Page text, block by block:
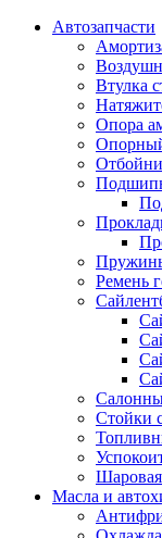
Автозапчасти
Втулка
Опора
Ремень
Стойки
Масла и